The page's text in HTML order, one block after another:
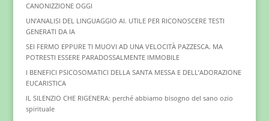
CANONIZZIONE OGGI
UN’ANALISI DEL LINGUAGGIO AI. UTILE PER RICONOSCERE TESTI
GENERATI DA IA
SEI FERMO EPPURE TI MUOVI AD UNA VELOCITÀ PAZZESCA. MA
POTRESTI ESSERE PARADOSSALMENTE IMMOBILE
I BENEFICI PSICOSOMATICI DELLA SANTA MESSA E DELL’ADORAZIONE
EUCARISTICA
IL SILENZIO CHE RIGENERA: perché abbiamo bisogno del sano ozio
spirituale